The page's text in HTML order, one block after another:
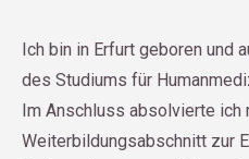
Ich bin in Erfurt geboren und
des Studiums für
Im Anschluss absolvierte ich
Weiterbildungsabschnitt zur